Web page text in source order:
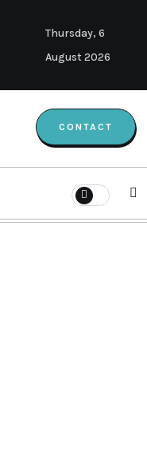
Thursday, 6
August 2026
CONTACT